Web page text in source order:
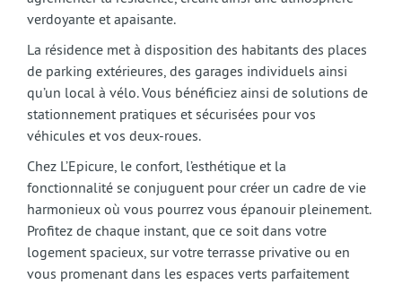
verdoyante et apaisante.
La résidence met à disposition des habitants des places
de parking extérieures, des garages individuels ainsi
qu’un local à vélo. Vous bénéficiez ainsi de solutions de
stationnement pratiques et sécurisées pour vos
véhicules et vos deux-roues.
Chez L’Epicure, le confort, l’esthétique et la
fonctionnalité se conjuguent pour créer un cadre de vie
harmonieux où vous pourrez vous épanouir pleinement.
Profitez de chaque instant, que ce soit dans votre
logement spacieux, sur votre terrasse privative ou en
vous promenant dans les espaces verts parfaitement